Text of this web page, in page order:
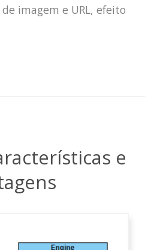
imagem e URL, efeito
e